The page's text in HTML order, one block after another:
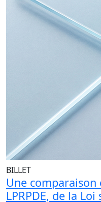
BILLET
Une comparaison
LPRPDE, de la